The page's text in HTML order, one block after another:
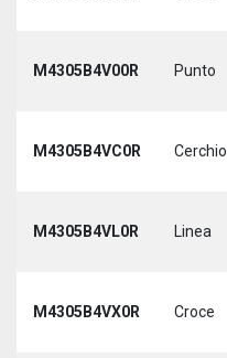
M4305B4V00R Punto
M4305B4VC0R Cerchio
M4305B4VL0R Linea
M4305B4VX0R Croce